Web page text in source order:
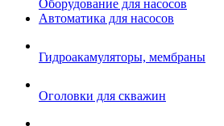
Оборудование для насосов
Автоматика для насосов
Гидроакамуляторы, мембраны
Оголовки для скважин